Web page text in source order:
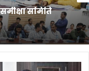
की हत्या का
पहुंची पुलिस;